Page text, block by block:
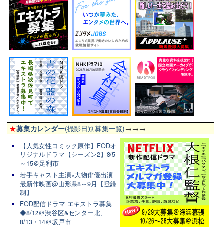
★募集カレンダー(撮影日別募集一覧)→→→
【人気女性コミック原作】FODオ
リジナルドラマ【シーズン2】8/5
～15＠足利市
若手キャスト主演×大物俳優出演
最新作映画@山形県8～9月【登録
制】
FOD配信ドラマ エキストラ募集
◆8/12＠渋谷区&センター北、
8/13・14＠坂戸市